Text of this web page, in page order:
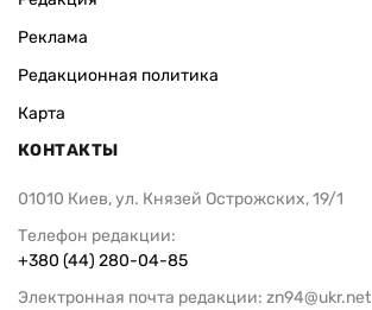
Реклама
Редакционная политика
Карта
КОНТАКТЫ
01010 Киев, ул. Князей Острожских, 19/1
Телефон редакции:
+380 (44) 280-04-85
Электронная почта редакции: zn94@ukr.net